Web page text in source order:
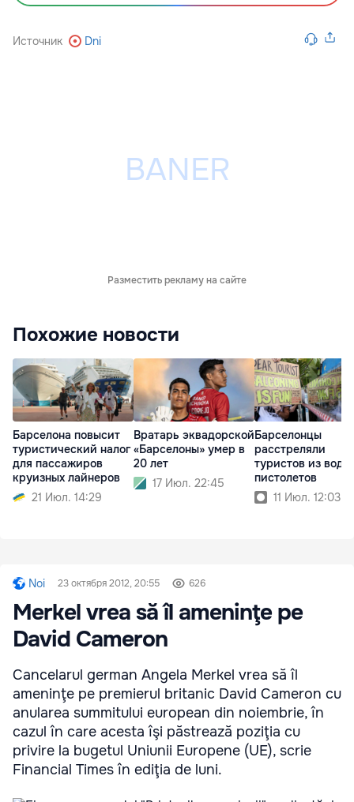
Источник Dni
Разместить рекламу на сайте
Похожие новости
Барселона повысит
туристический налог
для пассажиров
круизных лайнеров
21 Июл. 14:29
Вратарь эквадорской
«Барселоны» умер в
20 лет
17 Июл. 22:45
Барселонцы
расстреляли
туристов из
пистолетов
11 Июл. 12:03
Noi 23 октября 2012, 20:55 626
Merkel vrea să îl ameninţe pe
David Cameron
Cancelarul german Angela Merkel vrea să îl
ameninţe pe premierul britanic David Cameron cu
anularea summitului european din noiembrie, în
cazul în care acesta îşi păstrează poziţia cu
privire la bugetul Uniunii Europene (UE), scrie
Financial Times în ediţia de luni.